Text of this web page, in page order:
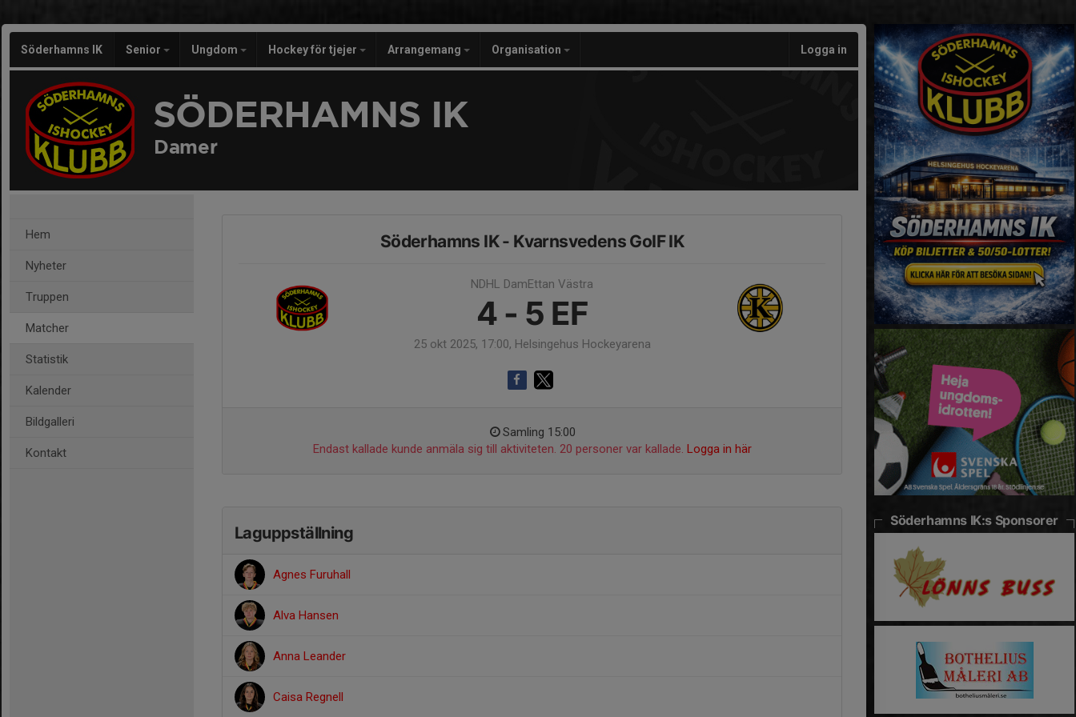
Söderhamns IK Senior Ungdom Hockey för tjejer Arrangemang Organisation Logga in
SÖDERHAMNS IK
Damer
Hem
Nyheter
Truppen
Matcher
Statistik
Kalender
Bildgalleri
Kontakt
Söderhamns IK - Kvarnsvedens GoIF IK
NDHL DamEttan Västra
4 - 5 EF
25 okt 2025, 17:00, Helsingehus Hockeyarena
Samling 15:00
Endast kallade kunde anmäla sig till aktiviteten. 20 personer var kallade. Logga in här
Laguppställning
Agnes Furuhall
Alva Hansen
Anna Leander
Caisa Regnell
Söderhamns IK:s Sponsorer